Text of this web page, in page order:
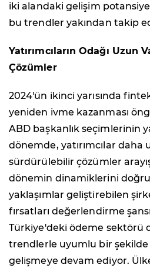
iki alandaki gelişim
bu trendler yakından takip
Yatırımcıların Odağı
Çözümler
2024'ün ikinci yarısında fintek
yeniden ivme kazanması
ABD başkanlık seçimlerinin
dönemde, yatırımcılar daha
sürdürülebilir çözümler
dönemin dinamiklerini
yaklaşımlar geliştirebilen
fırsatları değerlendirme
Türkiye'deki ödeme sektörü
trendlerle uyumlu bir
gelişmeye devam ediyor.